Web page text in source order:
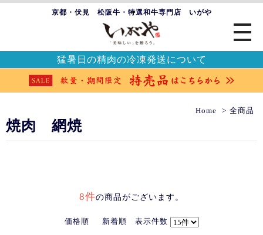
京都・伏見 松阪牛・特選和牛専門店 いがや
猛暑日の精肉の冷凍発送について
Home 全商品
焼肉 網焼
8件の商品がございます。
価格順 新着順 表示件数